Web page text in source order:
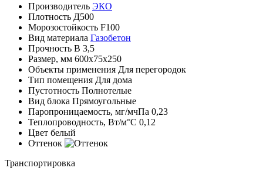
Производитель ЭКО
Плотность Д500
Морозостойкость F100
Вид материала Газобетон
Прочность B 3,5
Размер, мм 600x75x250
Объекты применения Для перегородок
Тип помещения Для дома
Пустотность Полнотелые
Вид блока Прямоугольные
Паропроницаемость, мг/мчПа 0,23
Теплопроводность, Вт/м°С 0,12
Цвет белый
Оттенок
Транспортировка